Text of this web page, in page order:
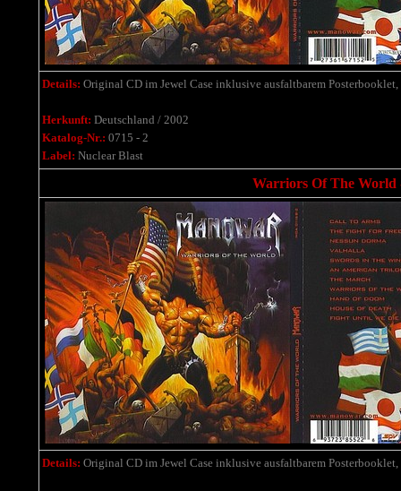
Details: Original CD im Jewel Case inklusive ausfaltbarem Posterbooklet,
Herkunft: Deutschland / 2002
Katalog-Nr.: 0715 - 2
Label: Nuclear Blast
Warriors Of The World
Details: Original CD im Jewel Case inklusive ausfaltbarem